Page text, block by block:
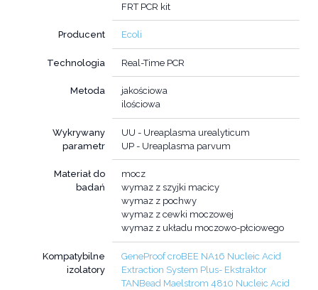
FRT PCR kit
Producent Ecoli
Technologia Real-Time PCR
Metoda
jakościowa
ilościowa
Wykrywany
parametr
UU - Ureaplasma urealyticum
UP - Ureaplasma parvum
Materiał do
badań
mocz
wymaz z szyjki macicy
wymaz z pochwy
wymaz z cewki moczowej
wymaz z układu moczowo-płciowego
Kompatybilne
izolatory
GeneProof croBEE NA16 Nucleic Acid
Extraction System Plus- Ekstraktor
TANBead Maelstrom 4810 Nucleic Acid